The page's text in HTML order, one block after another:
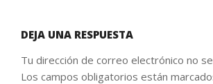
DEJA UNA RESPUESTA
Tu dirección de correo electrónico no
Los campos obligatorios están